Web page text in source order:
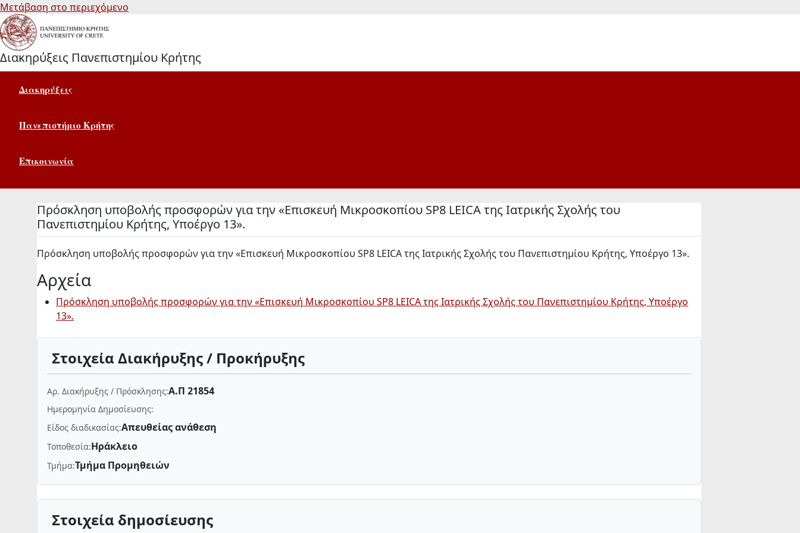
Μετάβαση στο περιεχόμενο
Διακηρύξεις Πανεπιστημίου Κρήτης
Διακηρύξεις
Πανεπιστήμιο Κρήτης
Επικοινωνία
Πρόσκληση υποβολής προσφορών για την «Επισκευή Μικροσκοπίου SP8 LEICA της Ιατρικής Σχολής του
Πανεπιστημίου Κρήτης, Υποέργο 13».
Πρόσκληση υποβολής προσφορών για την «Επισκευή Μικροσκοπίου SP8 LEICA της Ιατρικής Σχολής του Πανεπιστημίου Κρήτης, Υποέργο 13».
Αρχεία
Πρόσκληση υποβολής προσφορών για την «Επισκευή Μικροσκοπίου SP8 LEICA της Ιατρικής Σχολής του Πανεπιστημίου Κρήτης, Υποέργο
13».
Στοιχεία Διακήρυξης / Προκήρυξης
Αρ. Διακήρυξης / Πρόσκλησης:Α.Π 21854
Ημερομηνία Δημοσίευσης:
Είδος διαδικασίας:Απευθείας ανάθεση
Τοποθεσία:Ηράκλειο
Τμήμα:Τμήμα Προμηθειών
Στοιχεία δημοσίευσης